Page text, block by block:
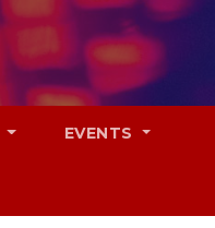
EVENTS